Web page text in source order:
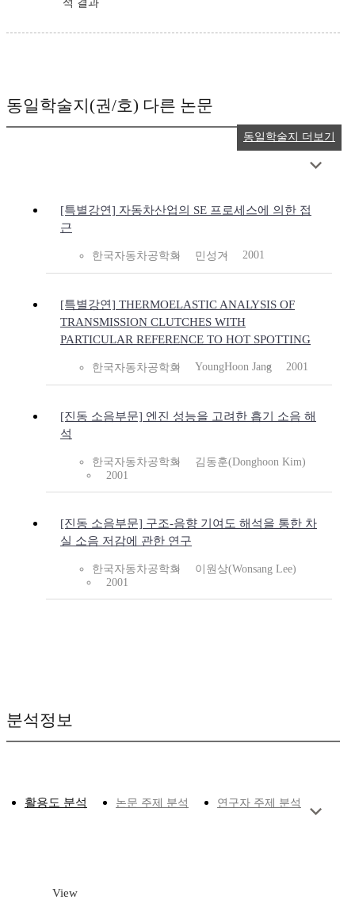
석 결과
동일학술지(권/호) 다른 논문
[특별강연] 자동차산업의 SE 프로세스에 의한 접
근
한국자동차공학회 민성기 2001
[특별강연] THERMOELASTIC ANALYSIS OF
TRANSMISSION CLUTCHES WITH
PARTICULAR REFERENCE TO HOT SPOTTING
한국자동차공학회 YoungHoon Jang 2001
[진동 소음부문] 엔진 성능을 고려한 흡기 소음 해
석
한국자동차공학회
김동훈(Donghoon Kim)
2001
[진동 소음부문] 구조-음향 기여도 해석을 통한 차
실 소음 저감에 관한 연구
한국자동차공학회
이원상(Wonsang Lee)
2001
동일학술지 더보기
분석정보
활용도 분석 논문 주제 분석 연구자 주제 분석
View